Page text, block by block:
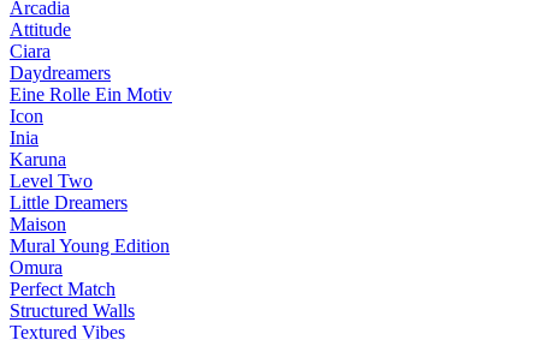
Arcadia
Attitude
Ciara
Daydreamers
Eine Rolle Ein Motiv
Icon
Inia
Karuna
Level Two
Little Dreamers
Maison
Mural Young Edition
Omura
Perfect Match
Structured Walls
Textured Vibes